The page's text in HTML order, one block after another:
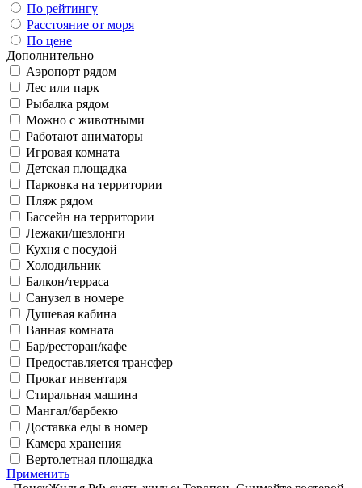
По рейтингу
Расстояние от моря
По цене
Дополнительно
Аэропорт рядом
Лес или парк
Рыбалка рядом
Можно с животными
Работают аниматоры
Игровая комната
Детская площадка
Парковка на территории
Пляж рядом
Бассейн на территории
Лежаки/шезлонги
Кухня с посудой
Холодильник
Балкон/терраса
Санузел в номере
Душевая кабина
Ванная комната
Бар/ресторан/кафе
Предоставляется трансфер
Прокат инвентаря
Стиральная машина
Мангал/барбекю
Доставка еды в номер
Камера хранения
Вертолетная площадка
Применить